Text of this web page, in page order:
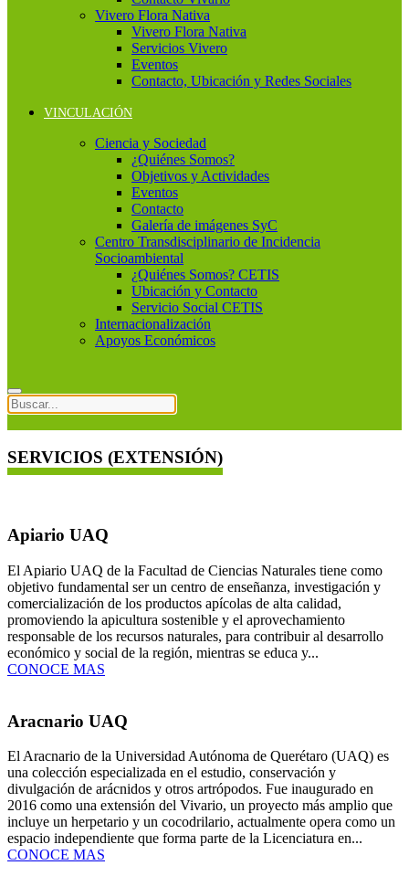
Vivero Flora Nativa
Vivero Flora Nativa
Servicios Vivero
Eventos
Contacto, Ubicación y Redes Sociales
VINCULACIÓN
Ciencia y Sociedad
¿Quiénes Somos?
Objetivos y Actividades
Eventos
Contacto
Galería de imágenes SyC
Centro Transdisciplinario de Incidencia
Socioambiental
¿Quiénes Somos? CETIS
Ubicación y Contacto
Servicio Social CETIS
Internacionalización
Apoyos Económicos
SERVICIOS (EXTENSIÓN)
Apiario UAQ
El Apiario UAQ de la Facultad de Ciencias Naturales tiene como
objetivo fundamental ser un centro de enseñanza, investigación y
comercialización de los productos apícolas de alta calidad,
promoviendo la apicultura sostenible y el aprovechamiento
responsable de los recursos naturales, para contribuir al desarrollo
económico y social de la región, mientras se educa y...
CONOCE MAS
Aracnario UAQ
El Aracnario de la Universidad Autónoma de Querétaro (UAQ) es
una colección especializada en el estudio, conservación y
divulgación de arácnidos y otros artrópodos. Fue inaugurado en
2016 como una extensión del Vivario, un proyecto más amplio que
incluye un herpetario y un cocodrilario, actualmente opera como un
espacio independiente que forma parte de la Licenciatura en...
CONOCE MAS